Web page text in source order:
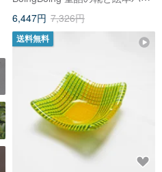
ルクティー
6,447円 7,326円
送料無料